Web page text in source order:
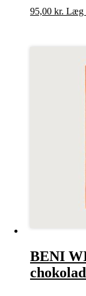
95,00 kr. Læg
BENI